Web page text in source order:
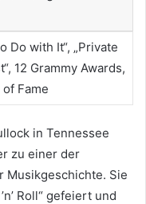
Do with It“, „Private
12 Grammy Awards,
Fame
in Tennessee
zu einer der
Musikgeschichte. Sie
Roll“ gefeiert und